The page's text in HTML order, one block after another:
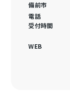
備前市
電話
受付時間
WEB